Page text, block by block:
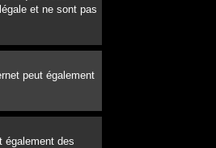
et ne sont pas
peut également
également des